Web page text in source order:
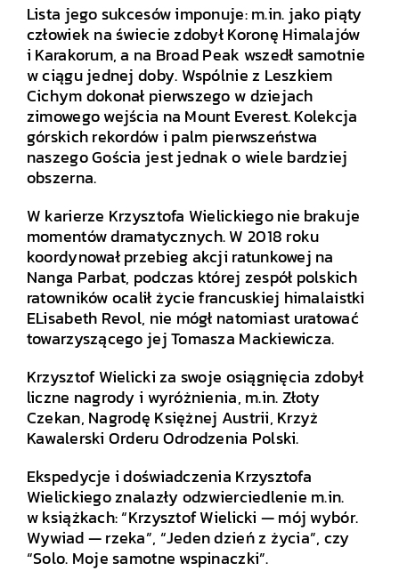
Lista jego sukcesów imponuje: m.in. jako piąty
człowiek na świecie zdobył Koronę Himalajów
i Karakorum, a na Broad Peak wszedł samotnie
w ciągu jednej doby. Wspólnie z Leszkiem
Cichym dokonał pierwszego w dziejach
zimowego wejścia na Mount Everest. Kolekcja
górskich rekordów i palm pierwszeństwa
naszego Gościa jest jednak o wiele bardziej
obszerna.
W karierze Krzysztofa Wielickiego nie brakuje
momentów dramatycznych. W 2018 roku
koordynował przebieg akcji ratunkowej na
Nanga Parbat, podczas której zespół polskich
ratowników ocalił życie francuskiej himalaistki
ELisabeth Revol, nie mógł natomiast uratować
towarzyszącego jej Tomasza Mackiewicza.
Krzysztof Wielicki za swoje osiągnięcia zdobył
liczne nagrody i wyróżnienia, m.in. Złoty
Czekan, Nagrodę Księżnej Austrii, Krzyż
Kawalerski Orderu Odrodzenia Polski.
Ekspedycje i doświadczenia Krzysztofa
Wielickiego znalazły odzwierciedlenie m.in.
w książkach: “Krzysztof Wielicki — mój wybór.
Wywiad — rzeka”, “Jeden dzień z życia”, czy
“Solo. Moje samotne wspinaczki”.